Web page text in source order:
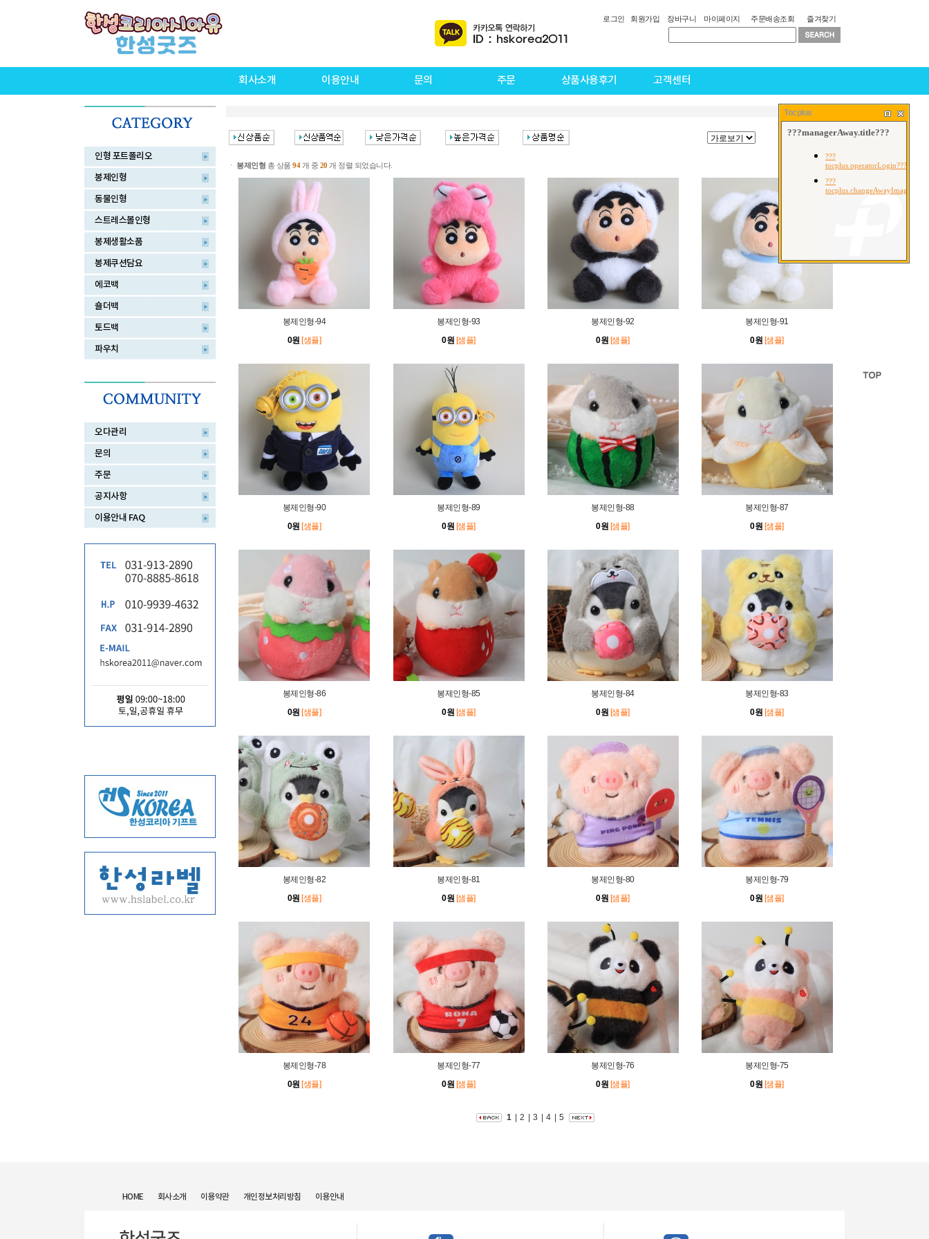
로그인 회원가입 장바구니 마이페이지 주문배송조회 즐겨찾기
회사소개 이용안내 문의 주문 상품사용후기 고객센터
인형 포트폴리오
봉제인형
동물인형
스트레스볼인형
봉제생활소품
봉제쿠션담요
에코백
숄더백
토드백
파우치
오다관리
문의
주문
공지사항
이용안내 FAQ
Home>
진열
ㆍ 봉제인형 총 상품 94개 중 20 개 정렬 되었습니다.
봉제인형-94
0원 [샘플]
봉제인형-93
0원 [샘플]
봉제인형-92
0원 [샘플]
봉제인형-91
0원 [샘플]
봉제인형-90
0원 [샘플]
봉제인형-89
0원 [샘플]
봉제인형-88
0원 [샘플]
봉제인형-87
0원 [샘플]
봉제인형-86
0원 [샘플]
봉제인형-85
0원 [샘플]
봉제인형-84
0원 [샘플]
봉제인형-83
0원 [샘플]
봉제인형-82
0원 [샘플]
봉제인형-81
0원 [샘플]
봉제인형-80
0원 [샘플]
봉제인형-79
0원 [샘플]
봉제인형-78
0원 [샘플]
봉제인형-77
0원 [샘플]
봉제인형-76
0원 [샘플]
봉제인형-75
0원 [샘플]
1|2 |3 |4|5
HOME 회사소개 이용약관 개인정보처리방침 이용안내
Tocplus